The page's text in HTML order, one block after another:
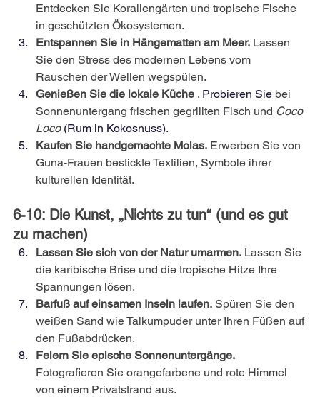
Entdecken Sie Korallengärten und tropische Fische
in geschützten Ökosystemen.
Entspannen Sie in Hängematten am Meer. Lassen
Sie den Stress des modernen Lebens vom
Rauschen der Wellen wegspülen.
Genießen Sie die lokale Küche . Probieren Sie bei
Sonnenuntergang frischen gegrillten Fisch und Coco
Loco (Rum in Kokosnuss).
Kaufen Sie handgemachte Molas. Erwerben Sie von
Guna-Frauen bestickte Textilien, Symbole ihrer
kulturellen Identität.
6-10: Die Kunst, „Nichts zu tun“ (und es gut
zu machen)
Lassen Sie sich von der Natur umarmen. Lassen Sie
die karibische Brise und die tropische Hitze Ihre
Spannungen lösen.
Barfuß auf einsamen Inseln laufen. Spüren Sie den
weißen Sand wie Talkumpuder unter Ihren Füßen auf
den Fußabdrücken.
Feiern Sie epische Sonnenuntergänge.
Fotografieren Sie orangefarbene und rote Himmel
von einem Privatstrand aus.